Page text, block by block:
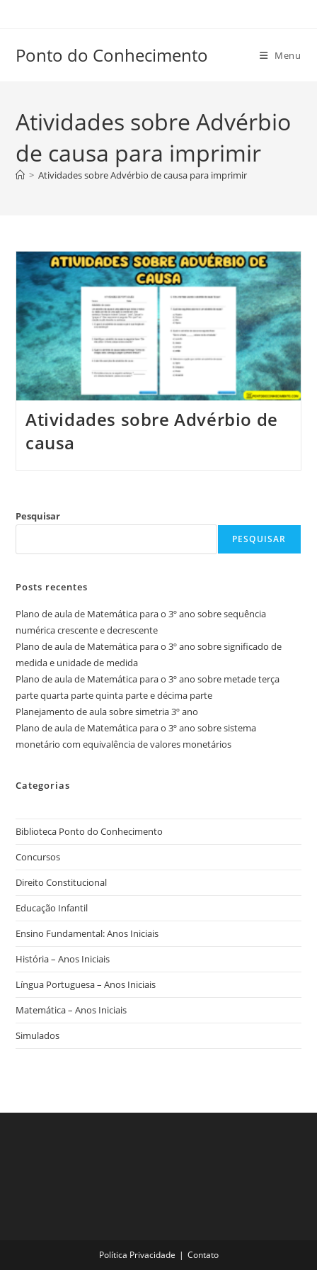
conteúdo
Ponto do Conhecimento Menu
Atividades sobre Advérbio
de causa para imprimir
> Atividades sobre Advérbio de causa para imprimir
Atividades sobre Advérbio de
causa
Pesquisar
PESQUISAR
Posts recentes
Plano de aula de Matemática para o 3º ano sobre sequência
numérica crescente e decrescente
Plano de aula de Matemática para o 3º ano sobre significado de
medida e unidade de medida
Plano de aula de Matemática para o 3º ano sobre metade terça
parte quarta parte quinta parte e décima parte
Planejamento de aula sobre simetria 3º ano
Plano de aula de Matemática para o 3º ano sobre sistema
monetário com equivalência de valores monetários
Categorias
Biblioteca Ponto do Conhecimento
Concursos
Direito Constitucional
Educação Infantil
Ensino Fundamental: Anos Iniciais
História – Anos Iniciais
Língua Portuguesa – Anos Iniciais
Matemática – Anos Iniciais
Simulados
Política Privacidade Contato